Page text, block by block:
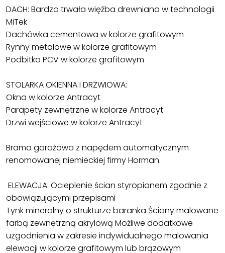
DACH: Bardzo trwała więźba drewniana w technologii
MiTek
Dachówka cementowa w kolorze grafitowym
Rynny metalowe w kolorze grafitowym
Podbitka PCV w kolorze grafitowym
STOLARKA OKIENNA I DRZWIOWA:
Okna w kolorze Antracyt
Parapety zewnętrzne w kolorze Antracyt
Drzwi wejściowe w kolorze Antracyt
Brama garażowa z napędem automatycznym
renomowanej niemieckiej firmy Horman
ELEWACJA: Ocieplenie ścian styropianem zgodnie z
obowiązującymi przepisami
Tynk mineralny o strukturze baranka Ściany malowane
farbą zewnętrzną akrylową Możliwe dodatkowe
uzgodnienia w zakresie indywidualnego malowania
elewacji w kolorze grafitowym lub brązowym